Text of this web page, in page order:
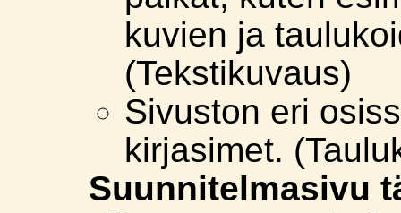
kuvien ja
(Tekstikuvaus)
Sivuston eri
kirjasimet.
Suunnitelmasivu